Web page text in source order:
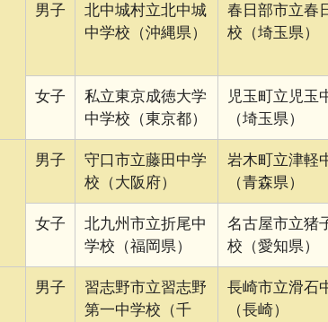
男子
北中城村立北中城
中学校（沖縄県）
春日部市立春
校（埼玉県）
女子
私立東京成徳大学
中学校（東京都）
児玉町立児玉
（埼玉県）
男子
守口市立藤田中学
校（大阪府）
岩木町立津軽
（青森県）
女子
北九州市立折尾中
学校（福岡県）
名古屋市立猪
校（愛知県）
男子
習志野市立習志野
第一中学校（千
長崎市立滑石
（長崎）